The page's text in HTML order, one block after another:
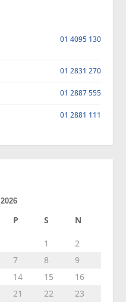
01 4095 130
01 2831 270
01 2887 555
01 2881 111
P S N
1
2
7 8
9
14 15
16
21 22
23